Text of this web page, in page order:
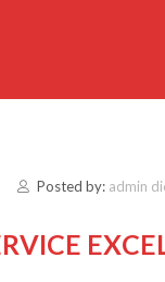
Posted by: admin